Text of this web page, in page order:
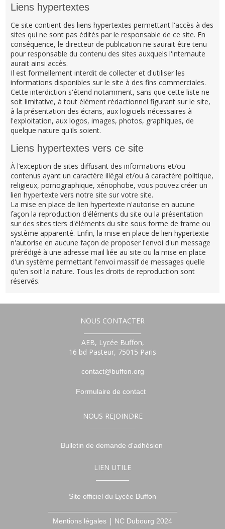
Liens hypertextes
Ce site contient des liens hypertextes permettant l'accès à des
sites qui ne sont pas édités par le responsable de ce site. En
conséquence, le directeur de publication ne saurait être tenu
pour responsable du contenu des sites auxquels l'internaute
aurait ainsi accès.
Il est formellement interdit de collecter et d'utiliser les
informations disponibles sur le site à des fins commerciales.
Cette interdiction s'étend notamment, sans que cette liste ne
soit limitative, à tout élément rédactionnel figurant sur le site,
à la présentation des écrans, aux logiciels nécessaires à
l'exploitation, aux logos, images, photos, graphiques, de
quelque nature qu'ils soient.
Liens hypertextes vers ce site
À l’exception de sites diffusant des informations et/ou
contenus ayant un caractère illégal et/ou à caractère politique,
religieux, pornographique, xénophobe, vous pouvez créer un
lien hypertexte vers notre site sur votre site.
La mise en place de lien hypertexte n'autorise en aucune
façon la reproduction d'éléments du site ou la présentation
sur des sites tiers d'éléments du site sous forme de frame ou
système apparenté. Enfin, la mise en place de lien hypertexte
n'autorise en aucune façon de proposer l'envoi d'un message
prérédigé à une adresse mail liée au site ou la mise en place
d'un système permettant l'envoi massif de messages quelle
qu'en soit la nature. Tous les droits de reproduction sont
réservés.
NOUS CONTACTER
AEB, Lycée Buffon,
16 bd Pasteur, 75015 Paris
contact@buffon.org
Formulaire de contact
NOUS REJOINDRE
Bulletin de demande d'adhésion
LIEN UTILE
Site officiel du Lycée Buffon
Mentions légales | NC Dubourg 2024